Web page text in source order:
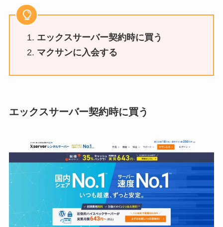
エックスサーバー契約時に買う
マクサンに入会する
エックスサーバー契約時に買う